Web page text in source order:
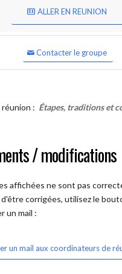
ALLER EN REUNION
Contacter le groupe
réunion : Étapes, traditions et
/ modifications
affichées ne sont pas
corrigées, utilisez le
un mail :
un mail aux coordinateurs de